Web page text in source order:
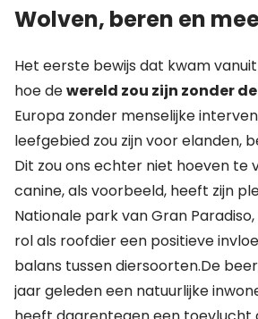
Wolven, beren en
Het eerste bewijs dat kwam
hoe dewereld zou zijn zonder
Europa zonder menselijke
leefgebied zou zijn voor elanden,
Dit zou ons echter niet hoeven te
canine, als voorbeeld, heeft zijn
Nationale park van Gran
rol als roofdier een positieve
balans tussen diersoorten.De
jaar geleden een natuurlijke